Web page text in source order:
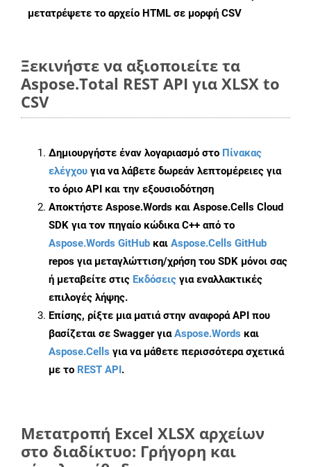
μετατρέψετε το αρχείο HTML σε μορφή CSV
Ξεκινήστε να αξιοποιείτε τα
Aspose.Total REST API για XLSX to
CSV
Δημιουργήστε έναν λογαριασμό στο Πίνακας
ελέγχου για να λάβετε δωρεάν λεπτομέρειες για
το όριο API και την εξουσιοδότηση
Αποκτήστε Aspose.Words και Aspose.Cells Cloud
SDK για τον πηγαίο κώδικα C++ από το
Aspose.Words GitHub και Aspose.Cells GitHub
repos για μεταγλώττιση/χρήση του SDK μόνοι σας
ή μεταβείτε στις Εκδόσεις για εναλλακτικές
επιλογές λήψης.
Επίσης, ρίξτε μια ματιά στην αναφορά API που
βασίζεται σε Swagger γιαAspose.Words και
Aspose.Cells για να μάθετε περισσότερα σχετικά
με το REST API.
Μετατροπή Excel XLSX αρχείων
στο διαδίκτυο: Γρήγορη και